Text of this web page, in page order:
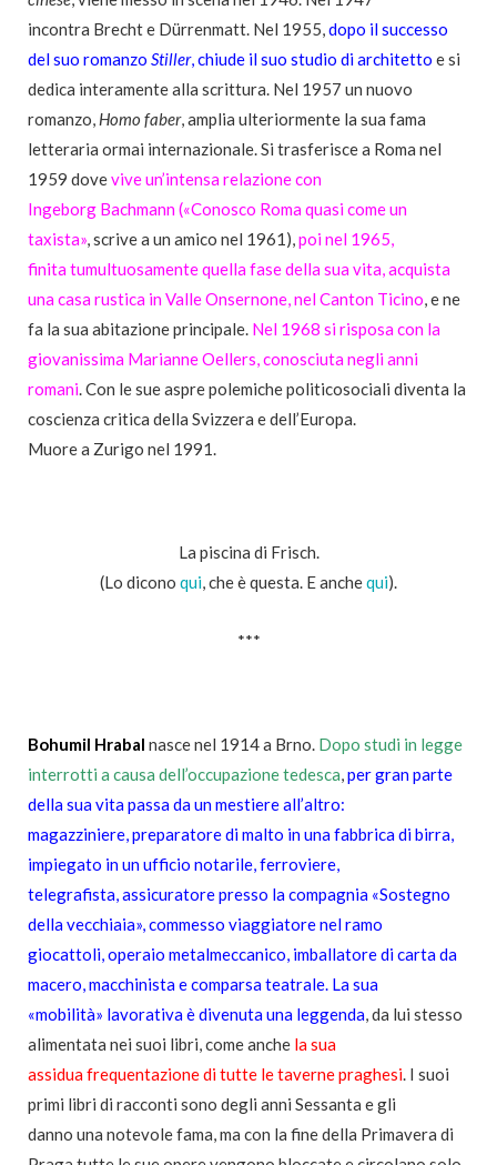
incontra Brecht e Dürrenmatt. Nel 1955,dopo il successo
del suo romanzo Stiller, chiude il suo studio di architetto e si
dedica interamente alla scrittura. Nel 1957 un nuovo
romanzo, Homo faber, amplia ulteriormente la sua fama
letteraria ormai internazionale. Si trasferisce a Roma nel
1959 dovevive un’intensa relazione con
Ingeborg Bachmann («Conosco Roma quasi come un
taxista», scrive a un amico nel 1961),poi nel 1965,
finita tumultuosamente quella fase della sua vita, acquista
una casa rustica in Valle Onsernone, nel Canton Ticino, e ne
fa la sua abitazione principale. Nel 1968 si risposa con la
giovanissima Marianne Oellers, conosciuta negli anni
romani. Con le sue aspre polemiche politicosociali diventa la
coscienza critica della Svizzera e dell’Europa.
Muore a Zurigo nel 1991.
La piscina di Frisch.
(Lo dicono qui, che è questa. E anchequi).
***
Bohumil Hrabal nasce nel 1914 a Brno. Dopo studi in legge
interrotti a causa dell’occupazione tedesca,per gran parte
della sua vita passa da un mestiere all’altro:
magazziniere, preparatore di malto in una fabbrica di birra,
impiegato in un ufficio notarile, ferroviere,
telegrafista, assicuratore presso la compagnia «Sostegno
della vecchiaia», commesso viaggiatore nel ramo
giocattoli, operaio metalmeccanico, imballatore di carta da
macero, macchinista e comparsa teatrale. La sua
«mobilità» lavorativa è divenuta una leggenda, da lui stesso
alimentata nei suoi libri, come anche la sua
assidua frequentazione di tutte le taverne praghesi. I suoi
primi libri di racconti sono degli anni Sessanta e gli
danno una notevole fama, ma con la fine della Primavera di